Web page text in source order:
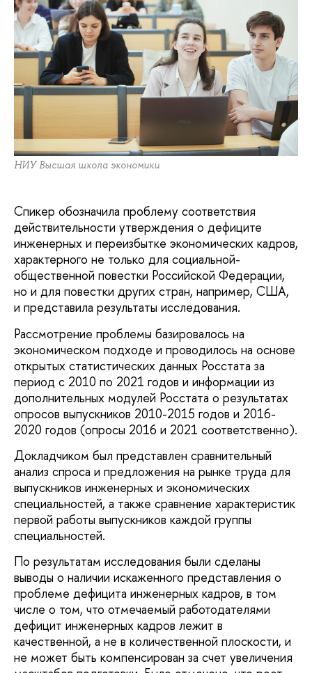
НИУ Высшая школа экономики
Спикер обозначила проблему соответствия
действительности утверждения о дефиците
инженерных и переизбытке экономических кадров,
характерного не только для социальной-
общественной повестки Российской Федерации,
но и для повестки других стран, например, США,
и представила результаты исследования.
Рассмотрение проблемы базировалось на
экономическом подходе и проводилось на основе
открытых статистических данных Росстата за
период с 2010 по 2021 годов и информации из
дополнительных модулей Росстата о результатах
опросов выпускников 2010-2015 годов и 2016-
2020 годов (опросы 2016 и 2021 соответственно).
Докладчиком был представлен сравнительный
анализ спроса и предложения на рынке труда для
выпускников инженерных и экономических
специальностей, а также сравнение характеристик
первой работы выпускников каждой группы
специальностей.
По результатам исследования были сделаны
выводы о наличии искаженного представления о
проблеме дефицита инженерных кадров, в том
числе о том, что отмечаемый работодателями
дефицит инженерных кадров лежит в
качественной, а не в количественной плоскости, и
не может быть компенсирован за счет увеличения